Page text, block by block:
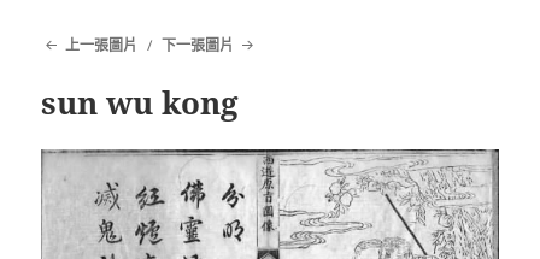
上一張圖片 下一張圖片
sun wu kong